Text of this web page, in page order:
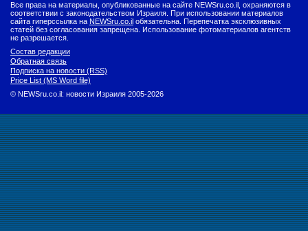
Все права на материалы, опубликованные на сайте NEWSru.co.il, охраняются в
соответствии с законодательством Израиля. При использовании материалов
сайта гиперссылка на NEWSru.co.il обязательна. Перепечатка эксклюзивных
статей без согласования запрещена. Использование фотоматериалов агентств
не разрешается.
Состав редакции
Обратная связь
Подписка на новости (RSS)
Price List (MS Word file)
© NEWSru.co.il: новости Израиля 2005-2026